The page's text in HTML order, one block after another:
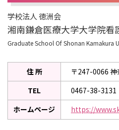
学校法人 徳洲会
湘南鎌倉医療大学大学院看
Graduate School Of Shonan Kamakura
住 所
〒247-0066 神
TEL
0467-38-3131
ホームページ
https://